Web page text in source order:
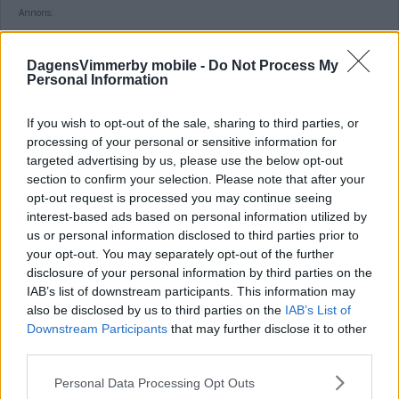
DagensVimmerby mobile - Do Not Process My
Personal Information
If you wish to opt-out of the sale, sharing to third parties, or
processing of your personal or sensitive information for
targeted advertising by us, please use the below opt-out
section to confirm your selection. Please note that after your
opt-out request is processed you may continue seeing
interest-based ads based on personal information utilized by
us or personal information disclosed to third parties prior to
your opt-out. You may separately opt-out of the further
disclosure of your personal information by third parties on the
IAB’s list of downstream participants. This information may
also be disclosed by us to third parties on the IAB’s List of
Downstream Participants that may further disclose it to other
Please note that this website/app uses one or more Google
Personal Data Processing Opt Outs
Annons:
kommunens sjöar
NYHETER 07 augusti 2026 07.03
Många drabbade lokalt – nu varnar
myndigheten
NYHETER 06 augusti 2026 15.13